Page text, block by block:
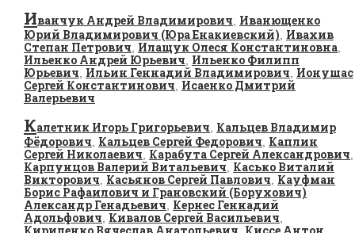
Иванчук Андрей Владимирович, Иванющенко
Юрий Владимирович (Юра Енакиевский), Ивахив
Степан Петрович, Илащук Олеся Константиновна,
Ильенко Андрей Юрьевич, Ильенко Филипп
Юрьевич, Ильин Геннадий Владимирович, Ионушас
Сергей Константинович, Исаенко Дмитрий
Валерьевич
Калетник Игорь Григорьевич, Кальцев Владимир
Фёдорович, Кальцев Сергей Федорович, Каплин
Сергей Николаевич, Карабута Сергей Александрович,
Карпунцов Валерий Витальевич, Касько Виталий
Викторович, Касьянов Сергей Павлович, Кауфман
Борис Рафаилович и Грановский (Борухович)
Александр Генадьевич, Кернес Геннадий
Адольфович, Кивалов Сергей Васильевич,